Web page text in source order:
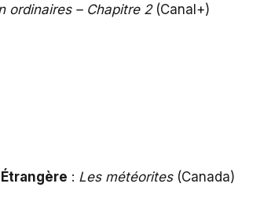
ordinaires – Chapitre 2(Canal+)
: Les météorites(Canada)